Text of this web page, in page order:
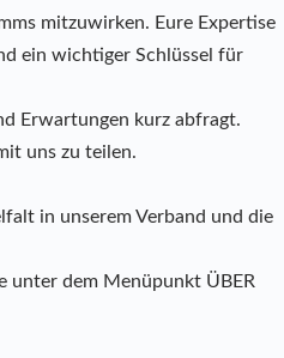
mitzuwirken. Eure Expertise
ein wichtiger Schlüssel für
Erwartungen kurz abfragt.
uns zu teilen.
in unserem Verband und die
unter dem Menüpunkt ÜBER